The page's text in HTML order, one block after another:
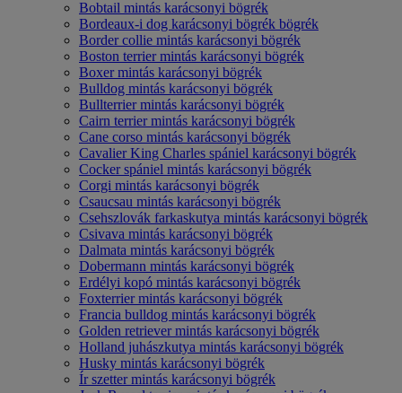
Bobtail mintás karácsonyi bögrék
Bordeaux-i dog karácsonyi bögrék bögrék
Border collie mintás karácsonyi bögrék
Boston terrier mintás karácsonyi bögrék
Boxer mintás karácsonyi bögrék
Bulldog mintás karácsonyi bögrék
Bullterrier mintás karácsonyi bögrék
Cairn terrier mintás karácsonyi bögrék
Cane corso mintás karácsonyi bögrék
Cavalier King Charles spániel karácsonyi bögrék
Cocker spániel mintás karácsonyi bögrék
Corgi mintás karácsonyi bögrék
Csaucsau mintás karácsonyi bögrék
Csehszlovák farkaskutya mintás karácsonyi bögrék
Csivava mintás karácsonyi bögrék
Dalmata mintás karácsonyi bögrék
Dobermann mintás karácsonyi bögrék
Erdélyi kopó mintás karácsonyi bögrék
Foxterrier mintás karácsonyi bögrék
Francia bulldog mintás karácsonyi bögrék
Golden retriever mintás karácsonyi bögrék
Holland juhászkutya mintás karácsonyi bögrék
Husky mintás karácsonyi bögrék
Ír szetter mintás karácsonyi bögrék